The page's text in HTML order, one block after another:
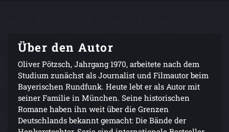
Über den Autor
Oliver Pötzsch, Jahrgang 1970, arbeitete nach dem
Studium zunächst als Journalist und Filmautor beim
Bayerischen Rundfunk. Heute lebt er als Autor mit
seiner Familie in München. Seine historischen
Romane haben ihn weit über die Grenzen
Deutschlands bekannt gemacht: Die Bände der